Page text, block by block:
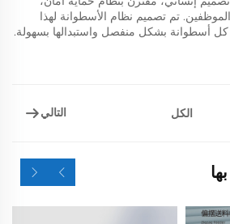
تم تصميم نظام الأسطوانة لهذا
أسطوانة بشكل منفصل واستبدالها بسهولة.
الكل التالي